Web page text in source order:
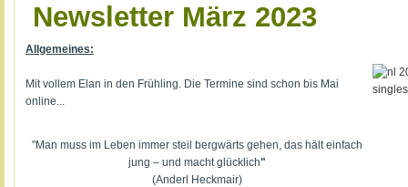
Newsletter März 2023
Allgemeines:
Mit vollem Elan in den Frühling. Die Termine sind schon bis Mai
online...
"Man muss im Leben immer steil bergwärts gehen, das hält einfach
jung – und macht glücklich"
(Anderl Heckmair)